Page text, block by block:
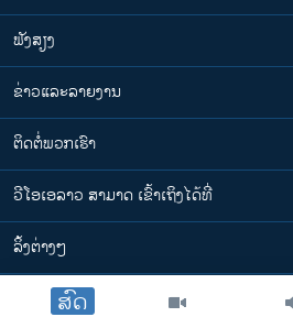
ສົດ
ຟັງສຽງ
ຂ່າວແລະລາຍງານ
ຕິດຕໍ່ພວກເຮົາ
ວີໂອເອລາວ ສາມາດ ເຂົ້າເຖິງໄດ້ທີ່
​ລິ້ງ​ຕ່າງໆ